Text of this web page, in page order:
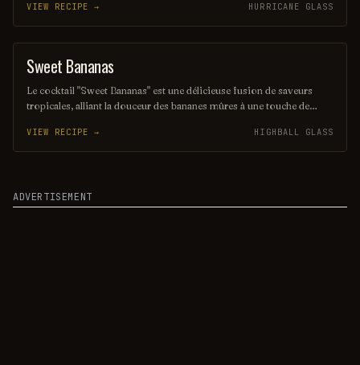
fruitée et pétillante, parfaite pour les chaudes journées d'été. Servi
avec des glaçons et une touche de crème, ce cocktail est un véritable
plaisir pour les papilles.
VIEW RECIPE → HURRICANE GLASS
SHAKE
Sweet Bananas
Le cocktail "Sweet Bananas" est une délicieuse fusion de saveurs
tropicales, alliant la douceur des bananes mûres à une touche de
vacances ensoleillées, parfait pour se détendre et savourer un
moment de plaisir. Une véritable invitation à l'évasion gustative!
VIEW RECIPE → HIGHBALL GLASS
ADVERTISEMENT